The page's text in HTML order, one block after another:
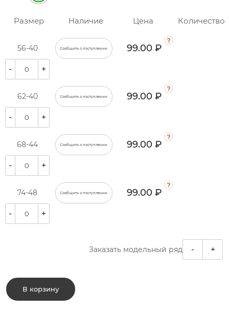
Размер Наличие Цена Количество
56-40 Сообщить о поступлении 99.00 ₽
- +
62-40 Сообщить о поступлении 99.00 ₽
- +
68-44 Сообщить о поступлении 99.00 ₽
- +
74-48 Сообщить о поступлении 99.00 ₽
- +
Заказать модельный ряд - +
В корзину